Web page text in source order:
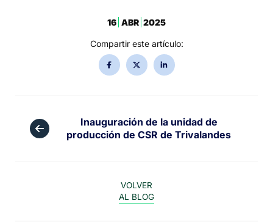
16 ABR 2025
Compartir este artículo:
Inauguración de la unidad de
producción de CSR de Trivalandes
VOLVER
AL BLOG